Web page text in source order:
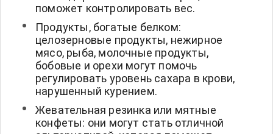
поможет контролировать вес.
Продукты, богатые белком:
целозерновые продукты, нежирное
мясо, рыба, молочные продукты,
бобовые и орехи могут помочь
регулировать уровень сахара в крови,
нарушенный курением.
Жевательная резинка или мятные
конфеты: они могут стать отличной